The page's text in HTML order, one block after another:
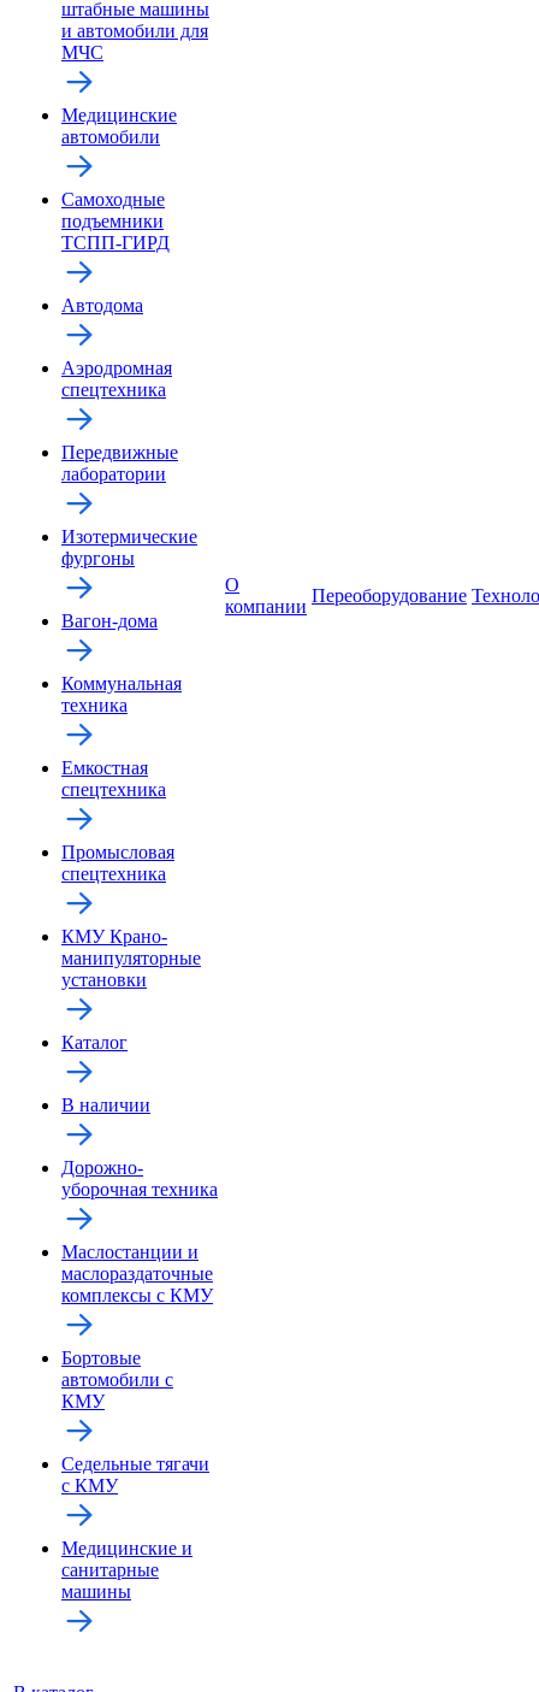
штабные машины
и автомобили для
МЧС
Медицинские
автомобили
Самоходные
подъемники
ТСПП-ГИРД
Автодома
Аэродромная
спецтехника
Передвижные
лаборатории
Изотермические
фургоны
Вагон-дома
Коммунальная
техника
Емкостная
спецтехника
Промысловая
спецтехника
КМУ Крано-
манипуляторные
установки
Каталог
В наличии
Дорожно-
уборочная техника
Маслостанции и
маслораздаточные
комплексы с КМУ
Бортовые
автомобили с
КМУ
Седельные тягачи
с КМУ
Медицинские и
санитарные
машины
О
компании
Переоборудование